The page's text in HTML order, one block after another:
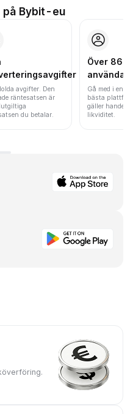
på Bybit-eu
avgifter. Den
räntesatsen är
du betalar.
Över 86
Gå med i en
bästa
gäller
likviditet.